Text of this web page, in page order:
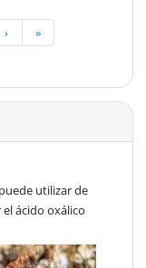
› »
utilizar de
ácido oxálico